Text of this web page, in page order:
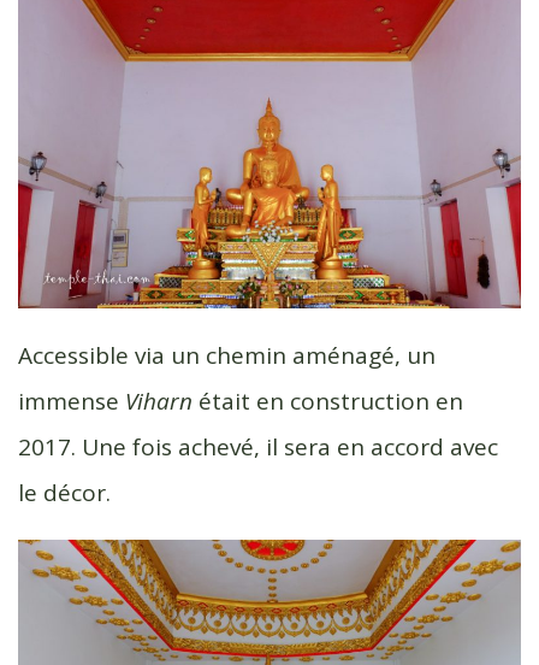
Accessible via un chemin aménagé, un
immense Viharn était en construction en
2017. Une fois achevé, il sera en accord avec
le décor.